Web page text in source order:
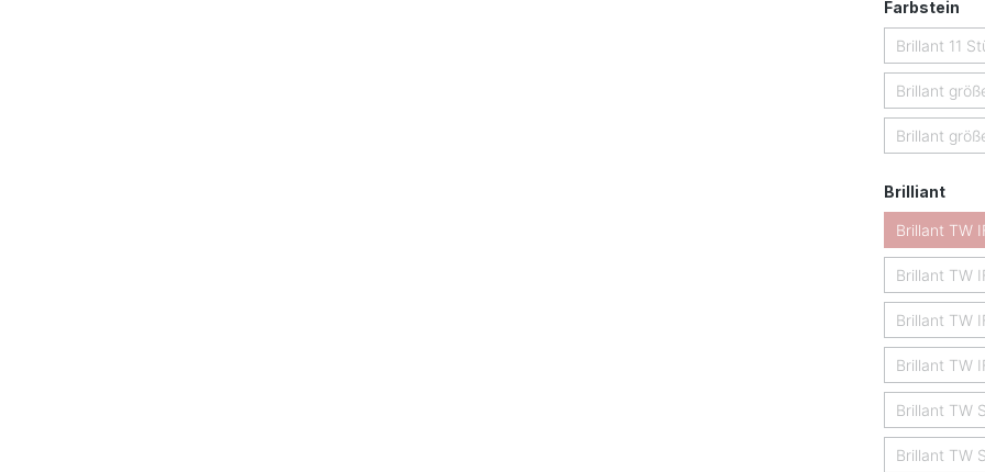
Farbstein
Brillant 11
Brillant
Brillant
Brilliant
Brillant TW
Brillant TW
Brillant TW
Brillant TW
Brillant TW
Brillant TW